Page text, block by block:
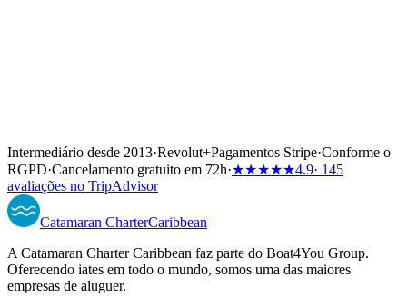
Intermediário desde 2013·Revolut+Pagamentos Stripe·Conforme o
RGPD·Cancelamento gratuito em 72h·★★★★★4.9· 145
avaliações no TripAdvisor
Catamaran CharterCaribbean
A Catamaran Charter Caribbean faz parte do Boat4You Group.
Oferecendo iates em todo o mundo, somos uma das maiores
empresas de aluguer.